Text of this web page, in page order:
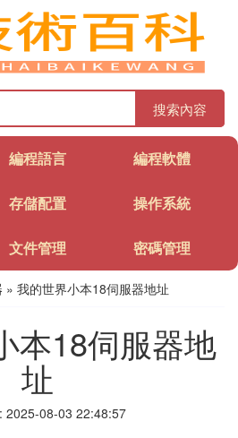
搜索內容
編程語言 編程軟體
存儲配置 操作系統
文件管理 密碼管理
» 我的世界小本18伺服器地址
本18伺服器地
址
2025-08-03 22:48:57